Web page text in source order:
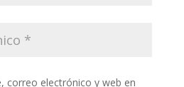
correo electrónico y web en